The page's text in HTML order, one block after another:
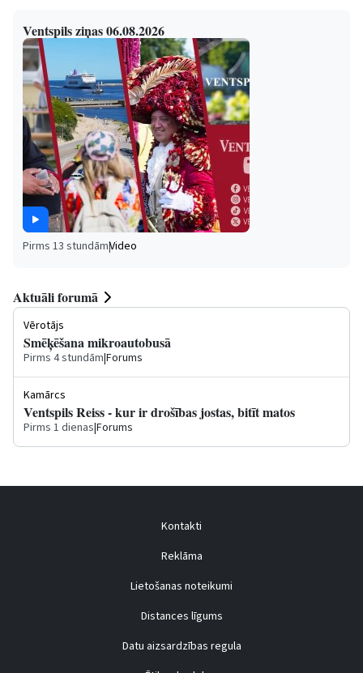
Ventspils ziņas 06.08.2026
Pirms 13 stundām|Video
Aktuāli forumā
Vērotājs
Smēķēšana mikroautobusā
Pirms 4 stundām|Forums
Kamārcs
Ventspils Reiss - kur ir drošības jostas, bitīt matos
Pirms 1 dienas|Forums
Kontakti
Reklāma
Lietošanas noteikumi
Distances līgums
Datu aizsardzības regula